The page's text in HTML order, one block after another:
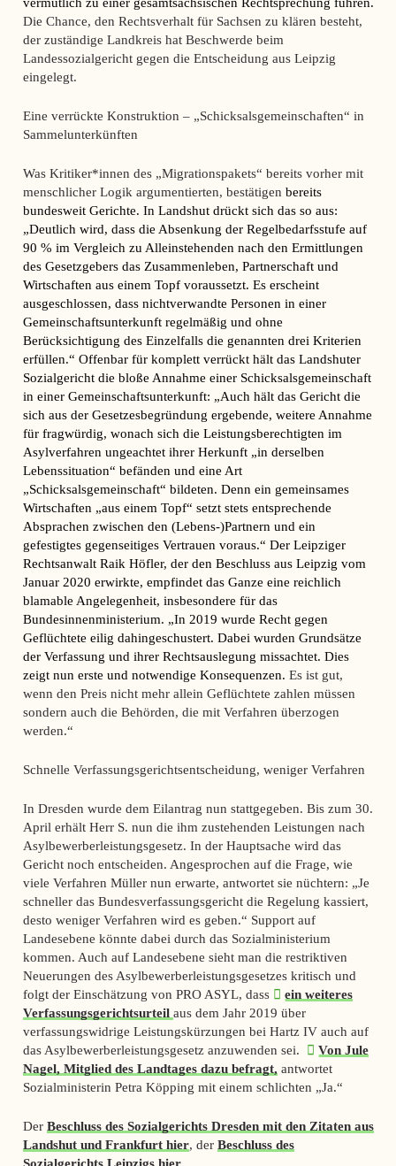
Die Chance, den Rechtsverhalt für Sachsen zu klären besteht,
der zuständige Landkreis hat Beschwerde beim
Landessozialgericht gegen die Entscheidung aus Leipzig
eingelegt.
Eine verrückte Konstruktion – „Schicksalsgemeinschaften“ in
Sammelunterkünften
Was Kritiker*innen des „Migrationspakets“ bereits vorher mit
menschlicher Logik argumentierten, bestätigen bereits
bundesweit Gerichte. In Landshut drückt sich das so aus:
„Deutlich wird, dass die Absenkung der Regelbedarfsstufe auf
90 % im Vergleich zu Alleinstehenden nach den Ermittlungen
des Gesetzgebers das Zusammenleben, Partnerschaft und
Wirtschaften aus einem Topf voraussetzt. Es erscheint
ausgeschlossen, dass nichtverwandte Personen in einer
Gemeinschaftsunterkunft regelmäßig und ohne
Berücksichtigung des Einzelfalls die genannten drei Kriterien
erfüllen.“ Offenbar für komplett verrückt hält das Landshuter
Sozialgericht die bloße Annahme einer Schicksalsgemeinschaft
in einer Gemeinschaftsunterkunft: „Auch hält das Gericht die
sich aus der Gesetzesbegründung ergebende, weitere Annahme
für fragwürdig, wonach sich die Leistungsberechtigten im
Asylverfahren ungeachtet ihrer Herkunft „in derselben
Lebenssituation“ befänden und eine Art
„Schicksalsgemeinschaft“ bildeten. Denn ein gemeinsames
Wirtschaften „aus einem Topf“ setzt stets entsprechende
Absprachen zwischen den (Lebens-)Partnern und ein
gefestigtes gegenseitiges Vertrauen voraus.“ Der Leipziger
Rechtsanwalt Raik Höfler, der den Beschluss aus Leipzig vom
Januar 2020 erwirkte, empfindet das Ganze eine reichlich
blamable Angelegenheit, insbesondere für das
Bundesinnenministerium. „In 2019 wurde Recht gegen
Geflüchtete eilig dahingeschustert. Dabei wurden Grundsätze
der Verfassung und ihrer Rechtsauslegung missachtet. Dies
zeigt nun erste und notwendige Konsequenzen. Es ist gut,
wenn den Preis nicht mehr allein Geflüchtete zahlen müssen
sondern auch die Behörden, die mit Verfahren überzogen
werden.“
Schnelle Verfassungsgerichtsentscheidung, weniger Verfahren
In Dresden wurde dem Eilantrag nun stattgegeben. Bis zum 30.
April erhält Herr S. nun die ihm zustehenden Leistungen nach
Asylbewerberleistungsgesetz. In der Hauptsache wird das
Gericht noch entscheiden. Angesprochen auf die Frage, wie
viele Verfahren Müller nun erwarte, antwortet sie nüchtern: „Je
schneller das Bundesverfassungsgericht die Regelung kassiert,
desto weniger Verfahren wird es geben.“ Support auf
Landesebene könnte dabei durch das Sozialministerium
kommen. Auch auf Landesebene sieht man die restriktiven
Neuerungen des Asylbewerberleistungsgesetzes kritisch und
folgt der Einschätzung von PRO ASYL, dass
ein weiteres
Verfassungsgerichtsurteil aus dem Jahr 2019 über
verfassungswidrige Leistungskürzungen bei Hartz IV auch auf
das Asylbewerberleistungsgesetz anzuwenden sei.
Von Jule
Nagel, Mitglied des Landtages dazu befragt, antwortet
Sozialministerin Petra Köpping mit einem schlichten „Ja.“
Der Beschluss des Sozialgerichts Dresden mit den Zitaten aus
Landshut und Frankfurt hier, der Beschluss des